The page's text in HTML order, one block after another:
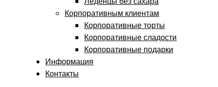
Корпоративным клиентам
Корпоративные торты
Корпоративные сладости
Корпоративные подарки
Информация
Контакты